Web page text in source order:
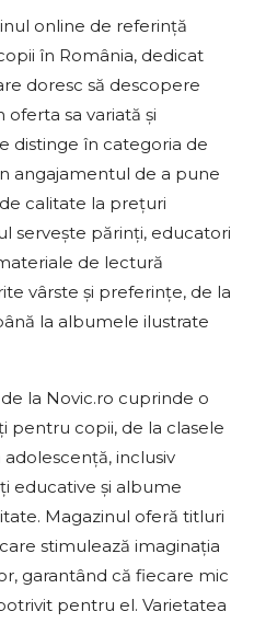
online de referință
în România, dedicat
doresc să descopere
sa variată și
distinge în categoria de
angajamentul de a pune
calitate la prețuri
servește părinți, educatori
de lectură
vârste și preferințe, de la
la albumele ilustrate
la Novic.ro cuprinde o
pentru copii, de la clasele
inclusiv
educative și albume
Magazinul oferă titluri
stimulează imaginația
garantând că fiecare mic
pentru el. Varietatea